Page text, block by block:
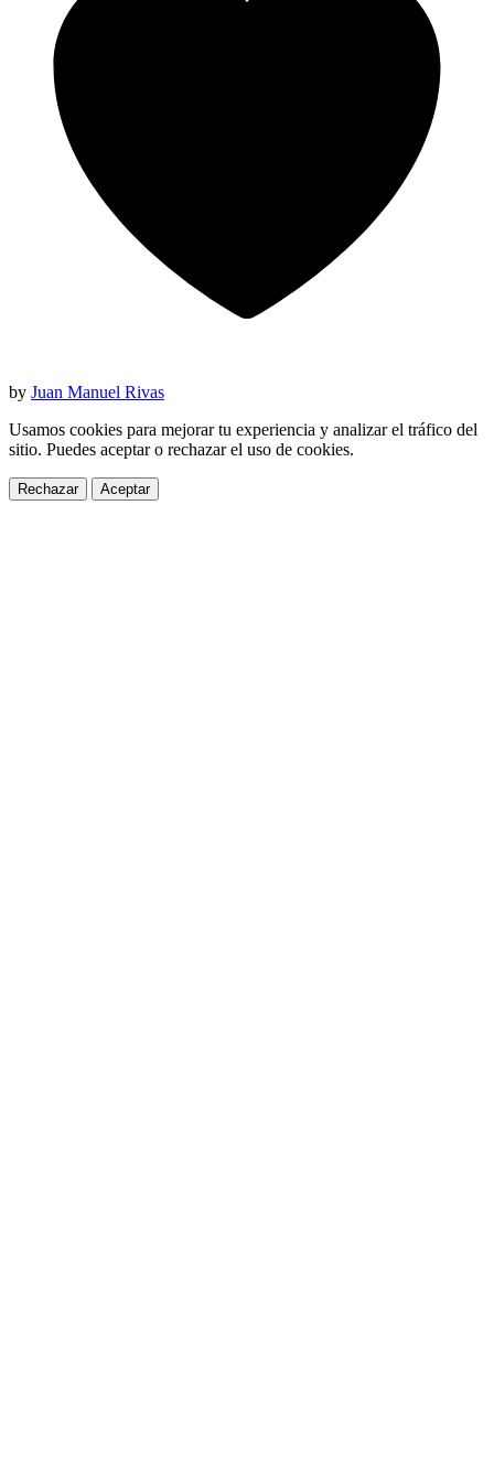
by Juan Manuel Rivas
Usamos cookies para mejorar tu experiencia y analizar el tráfico del
sitio. Puedes aceptar o rechazar el uso de cookies.
Rechazar Aceptar